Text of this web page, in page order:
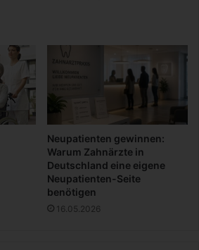
Neupatienten gewinnen:
Warum Zahnärzte in
Deutschland eine eigene
Neupatienten-Seite
benötigen
16.05.2026